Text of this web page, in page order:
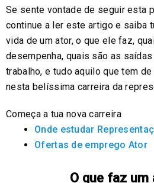
Se sente vontade de seguir esta
continue a ler este artigo e saiba
vida de um ator, o que ele faz,
desempenha, quais são as
trabalho, e tudo aquilo que tem
nesta belíssima carreira da
Começa a tua nova carreira
Onde estudar
Ofertas de emprego Ator
O que faz um